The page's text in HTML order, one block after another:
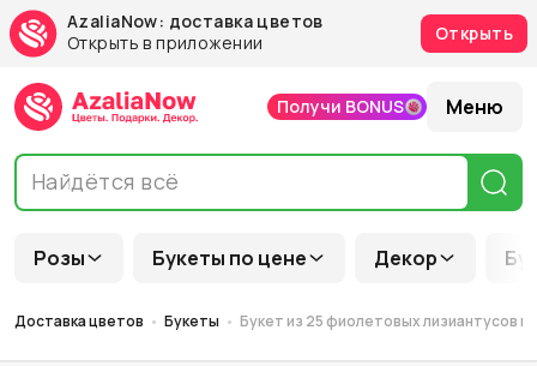
AzaliaNow: доставка цветов
Открыть в приложении
Открыть
Розы Букеты по цене Декор
Получи BONUS Меню
Доставка цветов Букеты Букет из 25 фиолетовых лизиантусов в